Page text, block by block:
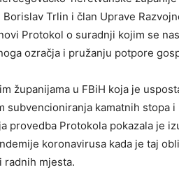
Borislav Trlin i član Uprave
Protokol o suradnji kojim se
ozračja i pružanju potpore
županijama u FBiH koja je
subvencioniranja kamatnih stopa
provedba Protokola pokazala je
koronavirusa kada je taj
radnih mjesta.